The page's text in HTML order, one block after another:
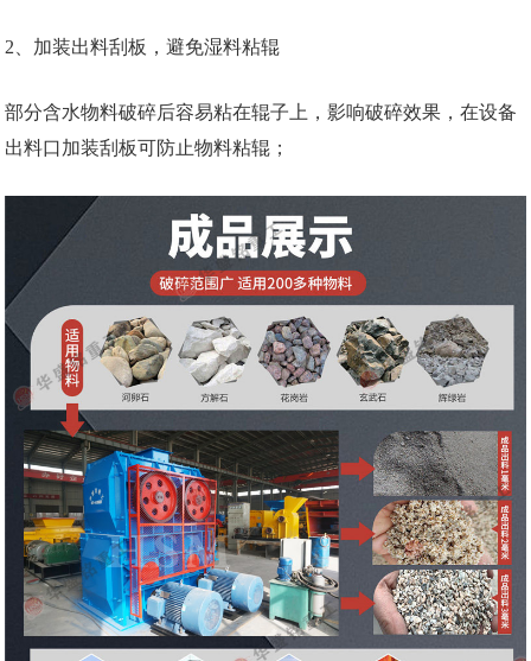
2、加装出料刮板，避免湿料粘辊
部分含水物料破碎后容易粘在辊子上，影响破碎效果，在设备
出料口加装刮板可防止物料粘辊；